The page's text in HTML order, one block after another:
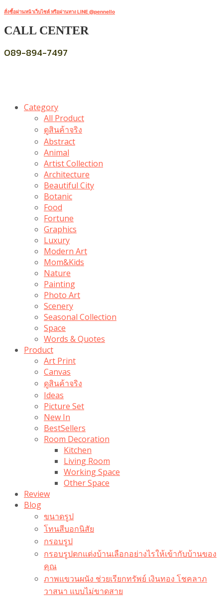
สั่งซื้อผ่านหน้าเว็บไซต์ หรือผ่านทาง LINE @pennello
CALL CENTER
089-894-7497
Category
All Product
ดูสินค้าจริง
Abstract
Animal
Artist Collection
Architecture
Beautiful City
Botanic
Food
Fortune
Graphics
Luxury
Modern Art
Mom&Kids
Nature
Painting
Photo Art
Scenery
Seasonal Collection
Space
Words & Quotes
Product
Art Print
Canvas
ดูสินค้าจริง
Ideas
Picture Set
New In
BestSellers
Room Decoration
Kitchen
Living Room
Working Space
Other Space
Review
Blog
ขนาดรูป
โทนสีบอกนิสัย
กรอบรูป
กรอบรูปตกแต่งบ้านเลือกอย่างไรให้เข้ากับบ้านของ
คุณ
ภาพแขวนผนัง ช่วยเรียกทรัพย์ เงินทอง โชคลาภ
วาสนา แบบไม่ขาดสาย